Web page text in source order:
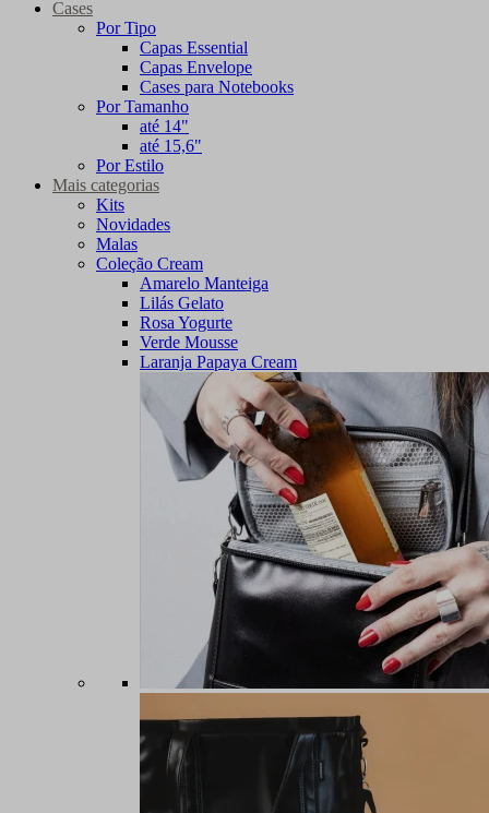
Cases
Por Tipo
Capas Essential
Capas Envelope
Cases para Notebooks
Por Tamanho
até 14"
até 15,6"
Por Estilo
Mais categorias
Kits
Novidades
Malas
Coleção Cream
Amarelo Manteiga
Lilás Gelato
Rosa Yogurte
Verde Mousse
Laranja Papaya Cream